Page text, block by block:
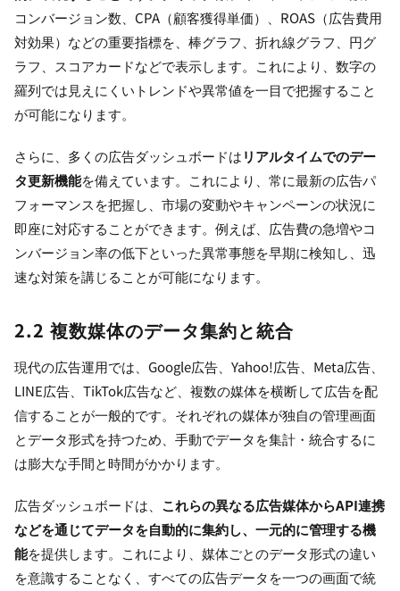
コンバージョン数、CPA（顧客獲得単価）、ROAS（広告費用
対効果）などの重要指標を、棒グラフ、折れ線グラフ、円グ
ラフ、スコアカードなどで表示します。これにより、数字の
羅列では見えにくいトレンドや異常値を一目で把握すること
が可能になります。
さらに、多くの広告ダッシュボードはリアルタイムでのデー
タ更新機能を備えています。これにより、常に最新の広告パ
フォーマンスを把握し、市場の変動やキャンペーンの状況に
即座に対応することができます。例えば、広告費の急増やコ
ンバージョン率の低下といった異常事態を早期に検知し、迅
速な対策を講じることが可能になります。
2.2 複数媒体のデータ集約と統合
現代の広告運用では、Google広告、Yahoo!広告、Meta広告、
LINE広告、TikTok広告など、複数の媒体を横断して広告を配
信することが一般的です。それぞれの媒体が独自の管理画面
とデータ形式を持つため、手動でデータを集計・統合するに
は膨大な手間と時間がかかります。
広告ダッシュボードは、 これらの異なる広告媒体からAPI連携
などを通じてデータを自動的に集約し、一元的に管理する機
能を提供します。これにより、媒体ごとのデータ形式の違い
を意識することなく、すべての広告データを一つの画面で統